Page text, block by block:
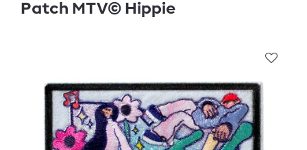
Patch MTV© Hippie